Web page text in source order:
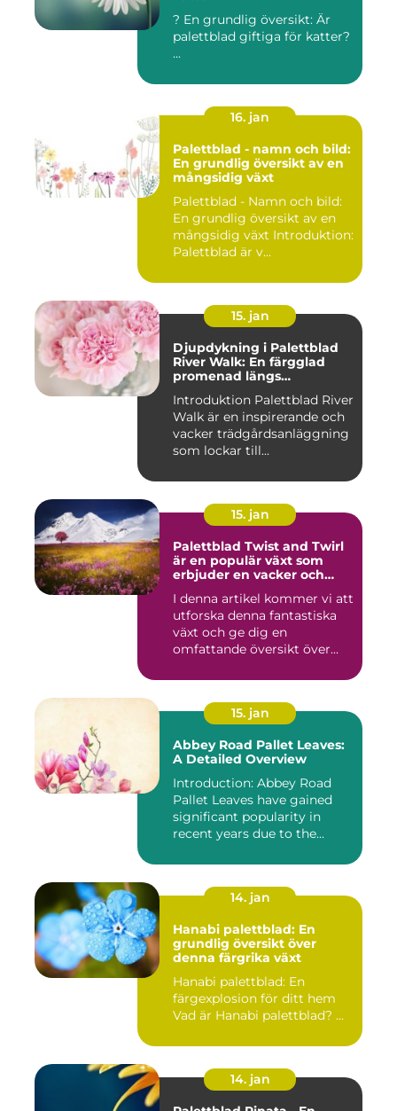
? En grundlig översikt: Är
palettblad giftiga för katter?
...
16. jan
Palettblad - namn och bild:
En grundlig översikt av en
mångsidig växt
Palettblad - Namn och bild:
En grundlig översikt av en
mångsidig växt Introduktion:
Palettblad är v...
15. jan
Djupdykning i Palettblad
River Walk: En färgglad
promenad längs
Introduktion Palettblad River
Walk är en inspirerande och
vacker trädgårdsanläggning
som lockar till...
15. jan
Palettblad Twist and Twirl
är en populär växt som
erbjuder en vacker och
ditt hem eller trädgård
I denna artikel kommer vi att
utforska denna fantastiska
växt och ge dig en
omfattande översikt över...
15. jan
Abbey Road Pallet Leaves:
A Detailed Overview
Introduction: Abbey Road
Pallet Leaves have gained
significant popularity in
recent years due to the...
14. jan
Hanabi palettblad: En
grundlig översikt över
denna färgrika växt
Hanabi palettblad: En
färgexplosion för ditt hem
Vad är Hanabi palettblad? ...
14. jan